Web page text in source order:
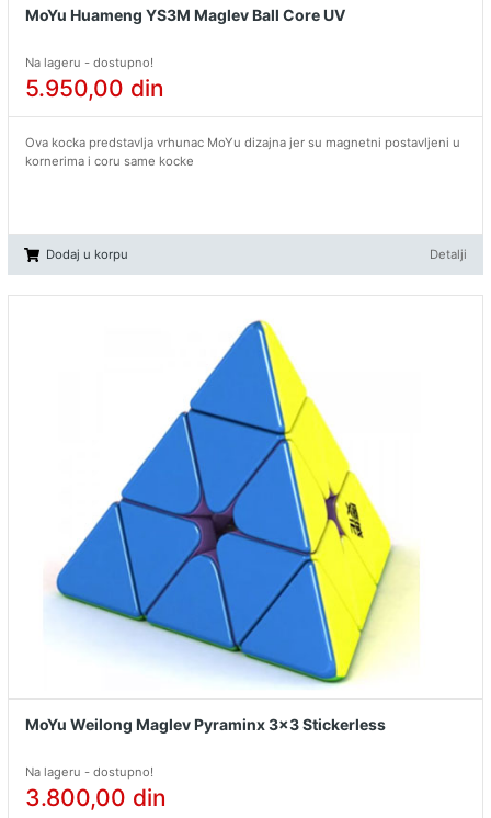
MoYu Huameng YS3M Maglev Ball Core UV
Na lageru - dostupno!
5.950,00 din
Ova kocka predstavlja vrhunac MoYu dizajna jer su magnetni postavljeni u
kornerima i coru same kocke
Dodaj u korpu Detalji
MoYu Weilong Maglev Pyraminx 3x3 Stickerless
Na lageru - dostupno!
3.800,00 din